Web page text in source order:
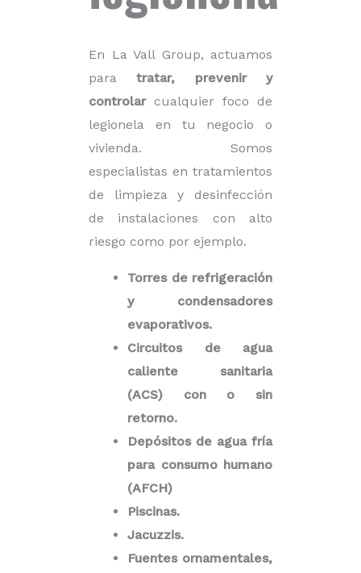
En La Vall Group, actuamos
paratratar, prevenir y
controlarcualquier foco de
legionela en tu negocio o
vivienda.
Somos
especialistas en tratamientos
de limpieza y desinfección
de instalaciones con alto
riesgo como por ejemplo.
Torres de refrigeración
y condensadores
evaporativos.
Circuitos de agua
caliente sanitaria
(ACS) con o sin
retorno.
Depósitos de agua fría
para consumo humano
(AFCH)
Piscinas.
Jacuzzis.
Fuentes ornamentales,